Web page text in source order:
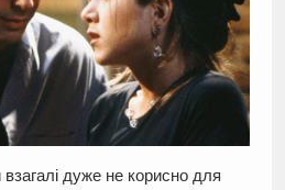
дуже не корисно для